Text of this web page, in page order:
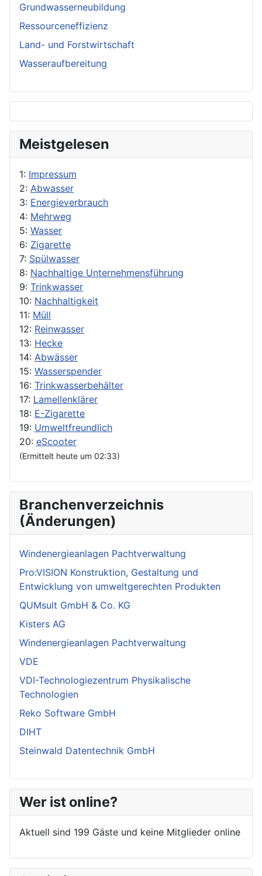
Grundwasserneubildung
Ressourceneffizienz
Land- und Forstwirtschaft
Wasseraufbereitung
Meistgelesen
1: Impressum
2: Abwasser
3: Energieverbrauch
4: Mehrweg
5: Wasser
6: Zigarette
7: Spülwasser
8: Nachhaltige Unternehmensführung
9: Trinkwasser
10: Nachhaltigkeit
11: Müll
12: Reinwasser
13: Hecke
14: Abwässer
15: Wasserspender
16: Trinkwasserbehälter
17: Lamellenklärer
18: E-Zigarette
19: Umweltfreundlich
20: eScooter
(Ermittelt heute um 02:33)
Branchenverzeichnis
(Änderungen)
Windenergieanlagen Pachtverwaltung
Pro:VISION Konstruktion, Gestaltung und
Entwicklung von umweltgerechten Produkten
QUMsult GmbH & Co. KG
Kisters AG
Windenergieanlagen Pachtverwaltung
VDE
VDI-Technologiezentrum Physikalische
Technologien
Reko Software GmbH
DIHT
Steinwald Datentechnik GmbH
Wer ist online?
Aktuell sind 199 Gäste und keine Mitglieder online